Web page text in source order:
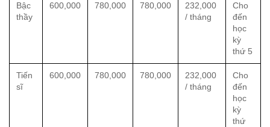
Bậc
thầy
600,000 780,000 780,000
232,000
/ tháng
Cho
đến
học
kỳ
thứ 5
Tiến
sĩ
600,000 780,000 780,000
232,000
/ tháng
Cho
đến
học
kỳ
thứ